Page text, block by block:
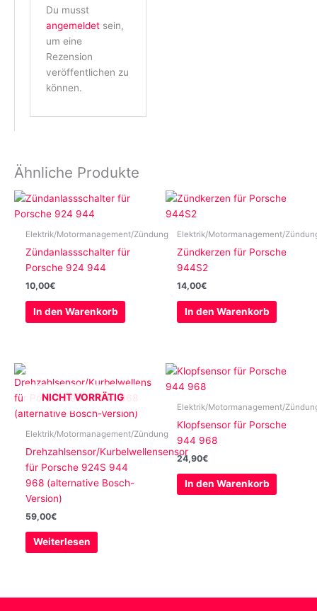
Du musst
angemeldet sein,
um eine
Rezension
veröffentlichen zu
können.
Ähnliche Produkte
Elektrik/Motormanagement/Zündung
Zündanlassschalter für
Porsche 924 944
10,00€
In den Warenkorb
Elektrik/Motormanagement/
Zündkerzen für Porsche
944S2
14,00€
In den Warenkorb
NICHT VORRÄTIG
Elektrik/Motormanagement/Zündung
Drehzahlsensor/Kurbelwellensensor
für Porsche 924S 944
968 (alternative Bosch-
Version)
59,00€
Weiterlesen
Elektrik/Motormanagement/
Klopfsensor für Porsche
944 968
24,90€
In den Warenkorb